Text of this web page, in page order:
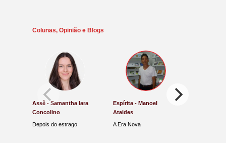
Colunas, Opinião e Blogs
Assê - Samantha Iara
Concolino
Depois do estrago
Espírita - Manoel
Ataides
A Era Nova